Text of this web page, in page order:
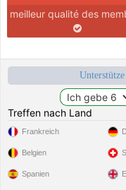
meilleur qualité des
Treffen nach Land
Frankreich
Belgien
Spanien